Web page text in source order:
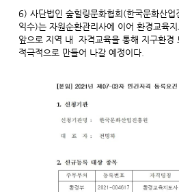
6) 사단법인 숲힐링문화협회(한국문화산
익수)는 자원순환관리사에 이어 환경교육
앞으로 지역 내 자격교육을 통해 지구환경
적극적으로 만들어 나갈 예정이다.